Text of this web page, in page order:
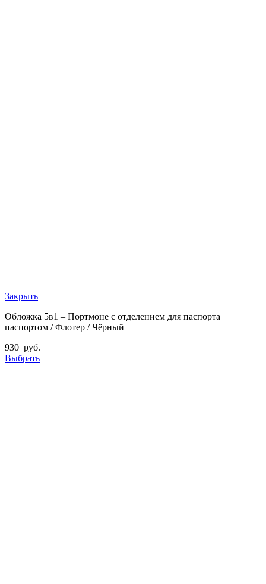
Закрыть
Обложка 5в1 – Портмоне с отделением для паспорта
паспортом / Флотер / Чёрный
930 руб.
Выбрать